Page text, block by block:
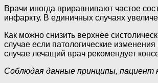
Врачи иногда приравнивают частое
инфаркту. В единичных случаях
Как можно снизить верхнее
случае если патологические
случае лечащий врач рекомендует
Соблюдая данные принципы, пациент